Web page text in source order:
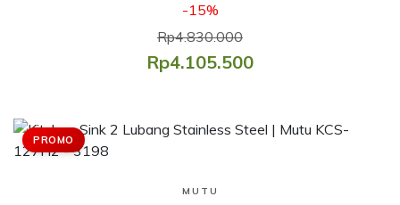
-15%
Rp4.830.000
Rp4.105.500
PROMO
Lihat Produk
MUTU